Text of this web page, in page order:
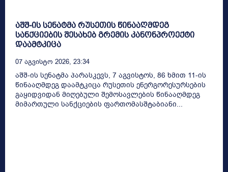
აშშ-ის სენატმა რუსეთის წინააღმდეგ
სანქციების შესახებ გრემის კანონპროექტი
დაამტკიცა
07 Აგვისტო 2026, 23:34
აშშ-ის სენატმა პარასკევს, 7 აგვისტოს, 86 ხმით 11-ის
წინააღმდეგ დაამტკიცა რუსეთის ენერგორესურსების
გაყიდვიდან მიღებული შემოსავლების წინააღმდეგ
მიმართული სანქციების ფართომასშტაბიანი...